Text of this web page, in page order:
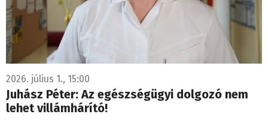
2026. július 1., 15:00
Juhász Péter: Az egészségügyi dolgozó nem
lehet villámhárító!